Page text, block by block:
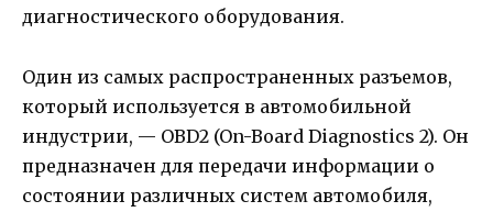
диагностического оборудования.
Один из самых распространенных разъемов,
который используется в автомобильной
индустрии, — OBD2 (On-Board Diagnostics 2). Он
предназначен для передачи информации о
состоянии различных систем автомобиля,